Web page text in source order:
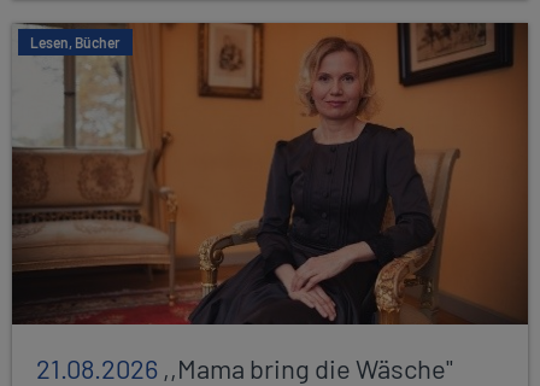
Lesen, Bücher
21.08.2026 ,,Mama bring die Wäsche"